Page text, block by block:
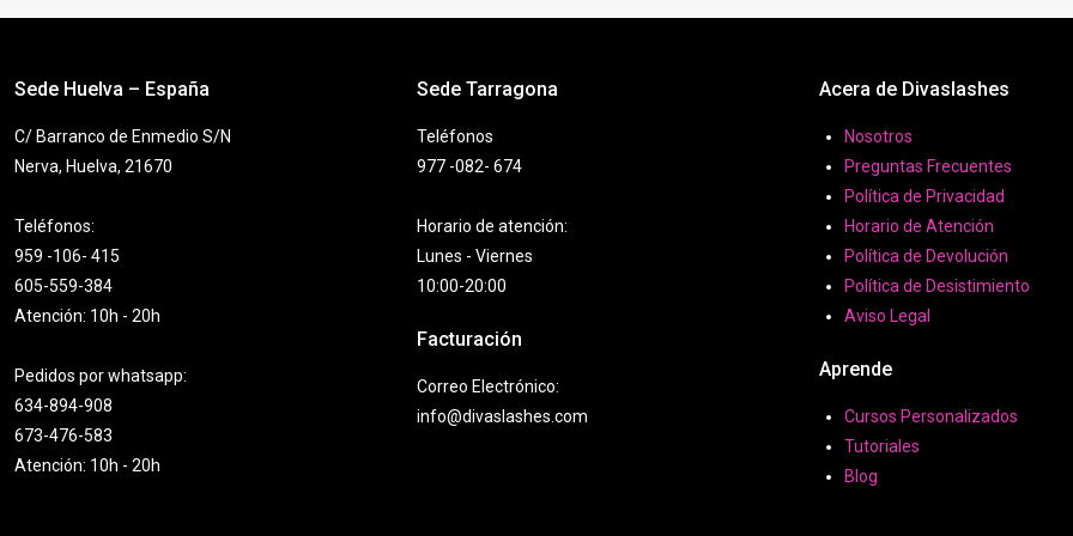
Sede Huelva – España
C/ Barranco de Enmedio S/N
Nerva, Huelva, 21670
Teléfonos:
959 -106- 415
605-559-384
Atención: 10h - 20h
Pedidos por whatsapp:
634-894-908
673-476-583
Atención: 10h - 20h
Sede Tarragona
Teléfonos
977 -082- 674
Horario de atención:
Lunes - Viernes
10:00-20:00
Facturación
Correo Electrónico:
info@divaslashes.com
Acera de Divaslashes
Nosotros
Preguntas Frecuentes
Política de Privacidad
Horario de Atención
Política de Devolución
Política de Desistimiento
Aviso Legal
Aprende
Cursos Personalizados
Tutoriales
Blog